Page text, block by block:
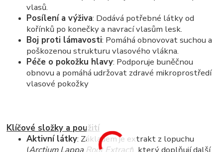
vlasů.
Posílení a výživa: Dodává potřebné látky od
kořínků po konečky a navrací vlasům lesk.
Boj proti lámavosti: Pomáhá obnovovat suchou a
poškozenou strukturu vlasového vlákna.
Péče o pokožku hlavy: Podporuje buněčnou
obnovu a pomáhá udržovat zdravé mikroprostředí
vlasové pokožky
Klíčové složky a použití
Aktivní látky: Základem je extrakt z lopuchu